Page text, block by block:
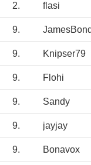
2. flasi
9. JamesBond
9. Knipser79
9. Flohi
9. Sandy
9. jayjay
9. Bonavox